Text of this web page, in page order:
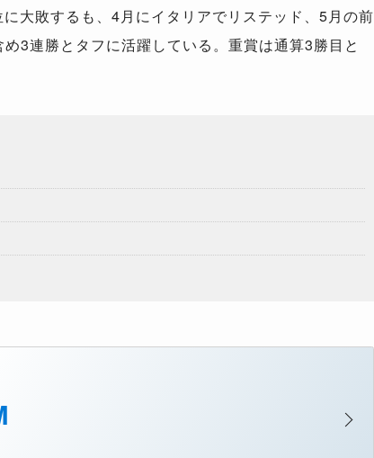
大敗するも、4月にイタリアでリステッド、5月の前
3連勝とタフに活躍している。重賞は通算3勝目と